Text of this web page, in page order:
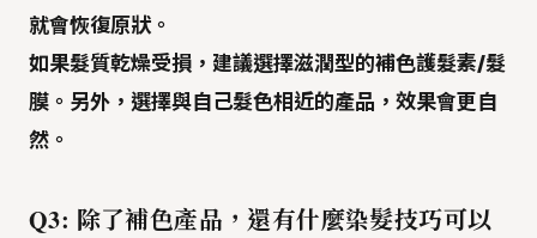
就會恢復原狀。
如果髮質乾燥受損，建議選擇滋潤型的補色護髮素/髮
膜。另外，選擇與自己髮色相近的產品，效果會更自
然。
Q3: 除了補色產品，還有什麼染髮技巧可以